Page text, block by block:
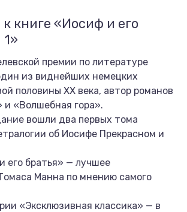
книге «Иосиф и его
премии по литературе
из виднейших немецких
половины XX века, автор романов
и «Волшебная гора».
вошли два первых тома
об Иосифе Прекрасном и
его братья» — лучшее
Манна по мнению самого
«Эксклюзивная классика» — в